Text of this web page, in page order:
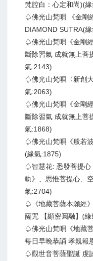
梵腔白：心定和尚)(
♤佛光山梵唄 《金剛
DIAMOND SUTRA(
♤佛光山梵唄《金剛
斷除習氣 成就無上菩
氣:2143)
♤佛光山梵唄〈新創
氣:2063)
♤佛光山梵唄《金剛
斷除習氣 成就無上菩
氣:1868)
♤佛光山梵唄《般若
(緣氣:1875)
♤智慧花: 悉發菩提心
軌》、思惟菩提心、
氣:2704)
♤《地藏菩薩本願經
薩咒 【顯密圓融】(
♤佛光山梵唄《地藏
每日早晚恭誦 孝親報
♤觀世音菩薩聖誕 虔